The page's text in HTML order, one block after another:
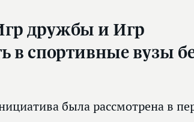
дружбы и Игр
в спортивные вузы
была рассмотрена в